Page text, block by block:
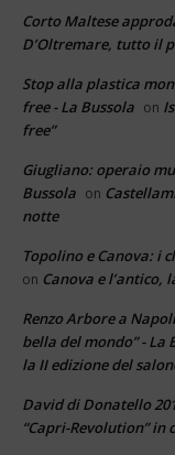
Corto Maltese
D’Oltremare, tutto il
Stop alla plastica
free - La Bussola on
free”
Giugliano: operaio
Bussola on
notte
Topolino e Canova: i
on Canova e
Renzo Arbore a
bella del mondo” - La
la II edizione del
David di Donatello
“Capri-Revolution”